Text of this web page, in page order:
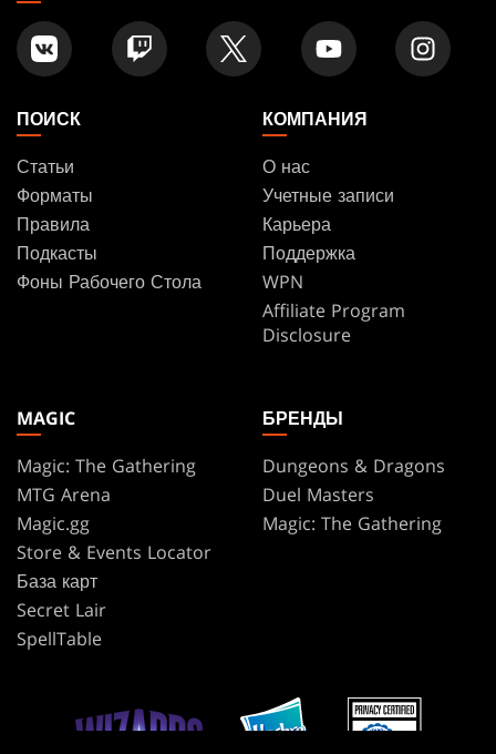
ПОИСК
Статьи
Форматы
Правила
Подкасты
Фоны Рабочего Стола
КОМПАНИЯ
О нас
Учетные записи
Карьера
Поддержка
WPN
Affiliate Program
Disclosure
MAGIC
Magic: The Gathering
MTG Arena
Magic.gg
Store & Events Locator
База карт
Secret Lair
SpellTable
БРЕНДЫ
Dungeons & Dragons
Duel Masters
Magic: The Gathering